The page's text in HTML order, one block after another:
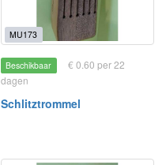
MU173
Beschikbaar
€ 0.60 per 22
dagen
Schlitztrommel